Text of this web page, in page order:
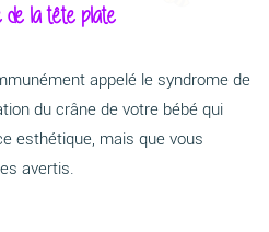
de la tête plate
appelé le syndrome de
du crâne de votre bébé qui
esthétique, mais que vous
avertis.